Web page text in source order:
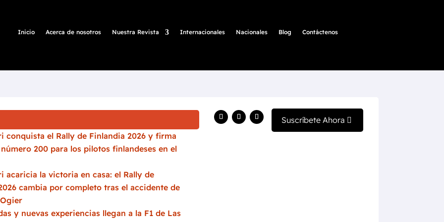
Inicio Acerca de nosotros Nuestra Revista Internacionales Nacionales Blog Contáctenos
conquista el Rally de Finlandia 2026 y firma
200 para los pilotos finlandeses en el
acaricia la victoria en casa: el Rally de
cambia por completo tras el accidente de
y nuevas experiencias llegan a la F1 de Las
Suscríbete Ahora